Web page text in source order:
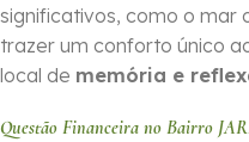
significativos, como o mar
trazer um conforto único
local de memória e
Questão Financeira no Bairro